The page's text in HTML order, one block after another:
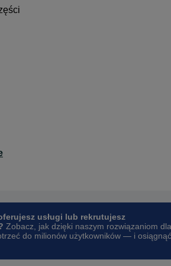
usługi lub rekrutujesz
Zobacz, jak dzięki naszym rozwiązaniom dla
do milionów użytkowników — i osiągnąć